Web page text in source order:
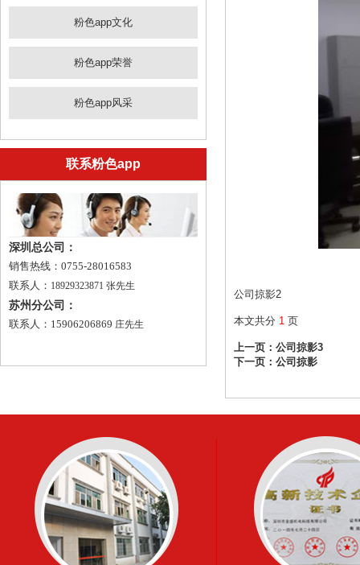
粉色app文化
粉色app荣誉
粉色app风采
联系粉色app
深圳总公司：
销售热线：0755-28016583
联系人： 18929323871 张先生
苏州分公司：
联系人：15906206869 庄先生
公司掠影2
本文共分 1 页
上一页： 公司掠影3
下一页： 公司掠影